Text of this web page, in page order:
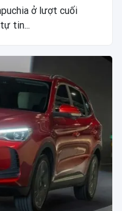
ở lượt cuối
tin...